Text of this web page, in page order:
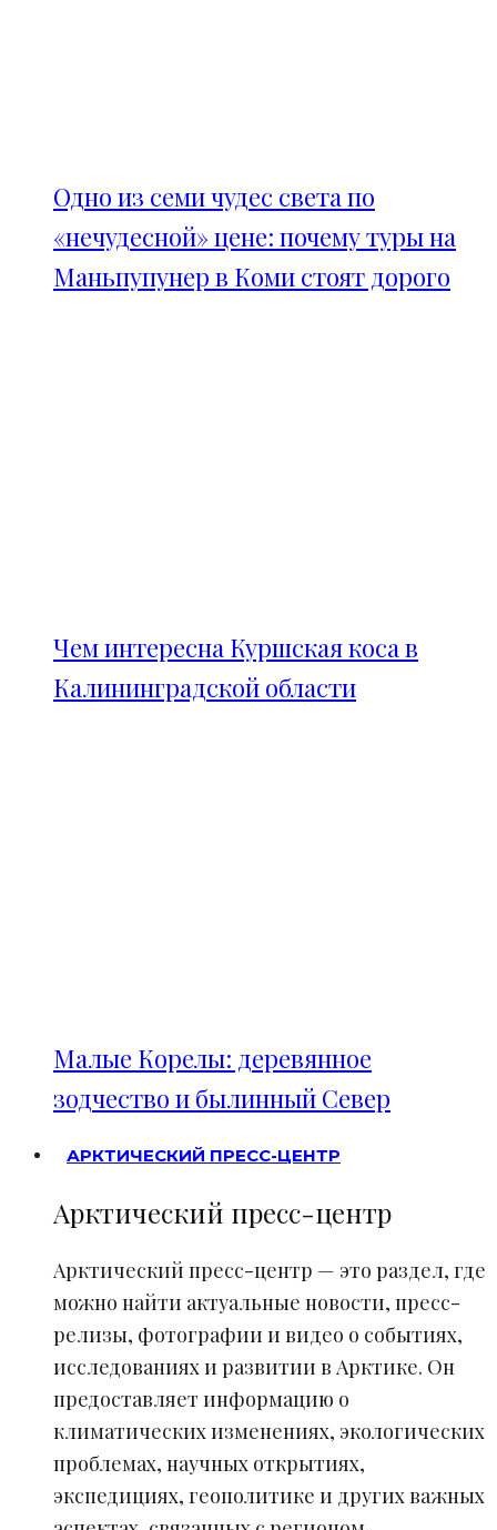
Одно из семи чудес света по
«нечудесной» цене: почему туры на
Маньпупунер в Коми стоят дорого
Чем интересна Куршская коса в
Калининградской области
Малые Корелы: деревянное
зодчество и былинный Север
АРКТИЧЕСКИЙ ПРЕСС-ЦЕНТР
Арктический пресс-центр
Арктический пресс-центр — это раздел, где
можно найти актуальные новости, пресс-
релизы, фотографии и видео о событиях,
исследованиях и развитии в Арктике. Он
предоставляет информацию о
климатических изменениях, экологических
проблемах, научных открытиях,
экспедициях, геополитике и других важных